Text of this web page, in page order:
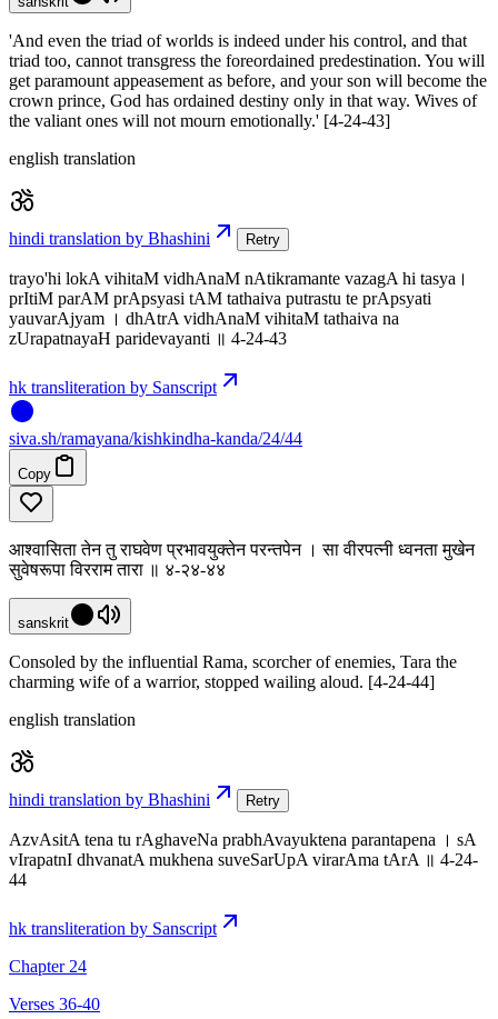
'And even the triad of worlds is indeed under his control, and that
triad too, cannot transgress the foreordained predestination. You will
get paramount appeasement as before, and your son will become the
crown prince, God has ordained destiny only in that way. Wives of
the valiant ones will not mourn emotionally.' [4-24-43]
english translation
hindi translation by Bhashini Retry
trayo'hi lokA vihitaM vidhAnaM nAtikramante vazagA hi tasya।
prItiM parAM prApsyasi tAM tathaiva putrastu te prApsyati
yauvarAjyam । dhAtrA vidhAnaM vihitaM tathaiva na
zUrapatnayaH paridevayanti ॥ 4-24-43
hk transliteration by Sanscript
siva.sh/ramayana/kishkindha-kanda/24/44
Copy
आश्वासिता तेन तु राघवेण प्रभावयुक्तेन परन्तपेन । सा वीरपत्नी ध्वनता मुखेन
सुवेषरूपा विरराम तारा ॥ ४-२४-४४
sanskrit
Consoled by the influential Rama, scorcher of enemies, Tara the
charming wife of a warrior, stopped wailing aloud. [4-24-44]
english translation
hindi translation by Bhashini Retry
AzvAsitA tena tu rAghaveNa prabhAvayuktena parantapena । sA
vIrapatnI dhvanatA mukhena suveSarUpA virarAma tArA ॥ 4-24-
44
hk transliteration by Sanscript
Chapter 24
Verses 36-40